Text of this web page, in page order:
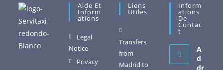
Aide Et
Inform
Ations
Legal
Notice
Privacy
Liens
Utiles
Transfers
from
Madrid to
Inform
Ations
De
Contac
T
A
d
dr